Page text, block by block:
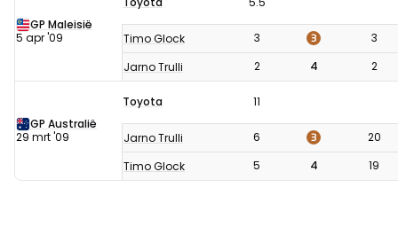
GP Maleisië
5 apr '09
Timo Glock 3 3
3
Jarno Trulli
2 4 2
GP Australië
29 mrt '09
Toyota 11
Jarno Trulli 6 3
20
Timo Glock
5 4 19